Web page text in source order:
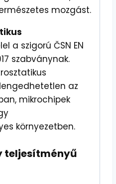
mozgást.
a szigorú ČSN EN
szabványnak.
az
mikrochipek
környezetben.
teljesítményű